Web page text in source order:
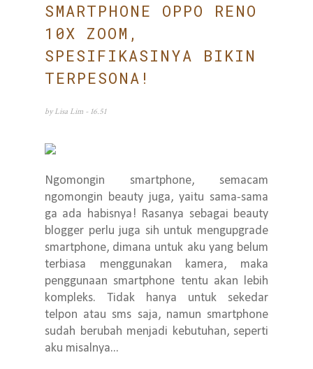
SMARTPHONE OPPO RENO
10X ZOOM,
SPESIFIKASINYA BIKIN
TERPESONA!
by Lisa Lim - 16.51
Ngomongin smartphone, semacam
ngomongin beauty juga, yaitu sama-sama
ga ada habisnya! Rasanya sebagai beauty
blogger perlu juga sih untuk mengupgrade
smartphone, dimana untuk aku yang belum
terbiasa menggunakan kamera, maka
penggunaan smartphone tentu akan lebih
kompleks. Tidak hanya untuk sekedar
telpon atau sms saja, namun smartphone
sudah berubah menjadi kebutuhan, seperti
aku misalnya...